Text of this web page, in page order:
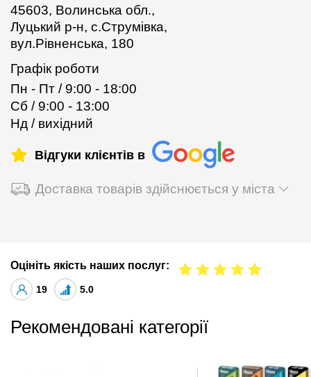
45603, Волинська обл.,
Луцький р-н, с.Струмівка,
вул.Рівненська, 180
Графік роботи
Пн - Пт / 9:00 - 18:00
Сб / 9:00 - 13:00
Нд / вихідний
Відгуки клієнтів в
Доставка товарів здійснюється у міста
Оцініть якість наших послуг:
19 5.0
Рекомендовані категорії